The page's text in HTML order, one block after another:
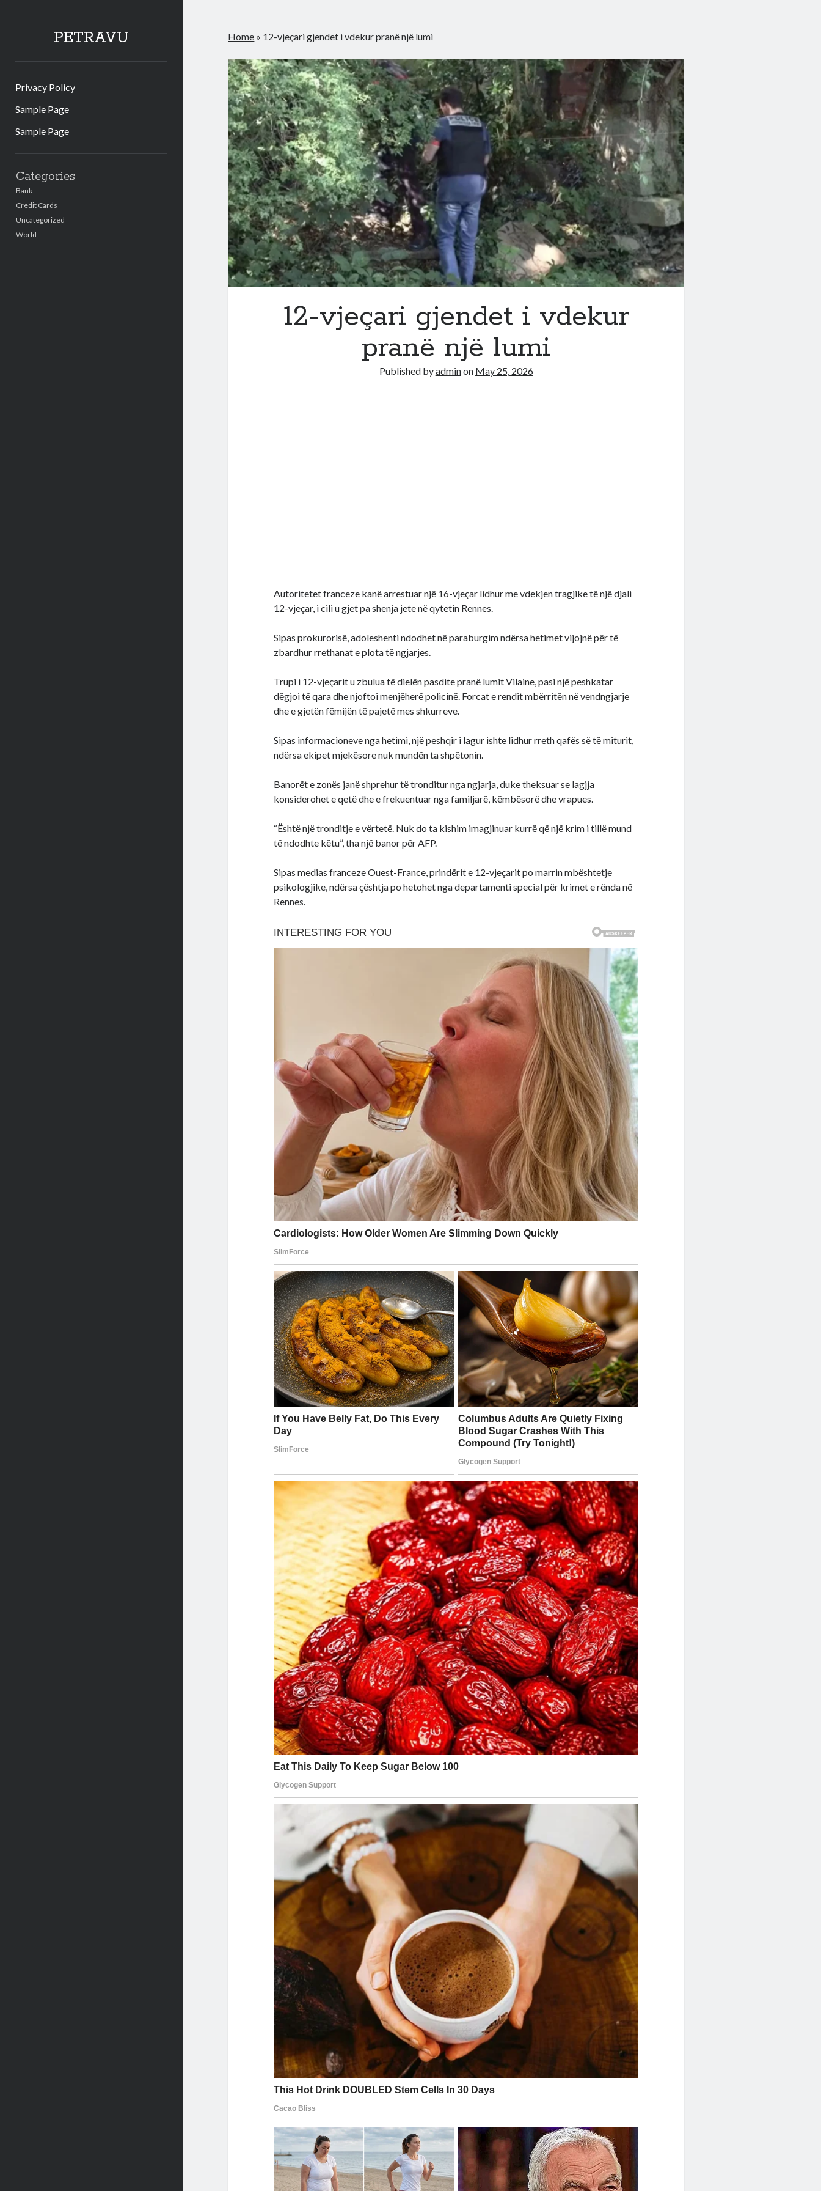
PETRAVU
Privacy Policy
Sample Page
Sample Page
Categories
Bank
Credit Cards
Uncategorized
World
Home » 12-vjeçari gjendet i vdekur pranë një lumi
12-vjeçari gjendet i vdekur
pranë një lumi
Published byadminon May 25, 2026
Autoritetet franceze kanë arrestuar një 16-vjeçar lidhur me vdekjen tragjike të një djali
12-vjeçar, i cili u gjet pa shenja jete në qytetin Rennes.
Sipas prokurorisë, adoleshenti ndodhet në paraburgim ndërsa hetimet vijojnë për të
zbardhur rrethanat e plota të ngjarjes.
Trupi i 12-vjeçarit u zbulua të dielën pasdite pranë lumit Vilaine, pasi një peshkatar
dëgjoi të qara dhe njoftoi menjëherë policinë. Forcat e rendit mbërritën në vendngjarje
dhe e gjetën fëmijën të pajetë mes shkurreve.
Sipas informacioneve nga hetimi, një peshqir i lagur ishte lidhur rreth qafës së të miturit,
ndërsa ekipet mjekësore nuk mundën ta shpëtonin.
Banorët e zonës janë shprehur të tronditur nga ngjarja, duke theksuar se lagjja
konsiderohet e qetë dhe e frekuentuar nga familjarë, këmbësorë dhe vrapues.
“Është një tronditje e vërtetë. Nuk do ta kishim imagjinuar kurrë që një krim i tillë mund
të ndodhte këtu”, tha një banor për AFP.
Sipas medias franceze Ouest-France, prindërit e 12-vjeçarit po marrin mbështetje
psikologjike, ndërsa çështja po hetohet nga departamenti special për krimet e rënda në
Rennes.